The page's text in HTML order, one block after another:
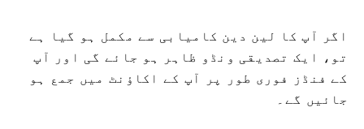
اگر آپ کا لین دین کامیابی سے مکمل ہو گیا ہے
تو، ایک تصدیقی ونڈو ظاہر ہو جائے گی اور آپ
کے فنڈز فوری طور پر آپ کے اکاؤنٹ میں جمع ہو
جائیں گے۔